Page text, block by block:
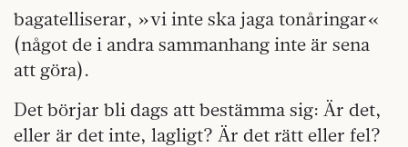
bagatelliserar, »vi inte ska jaga tonåringar«
(något de i andra sammanhang inte är sena
att göra).
Det börjar bli dags att bestämma sig: Är det,
eller är det inte, lagligt? Är det rätt eller fel?